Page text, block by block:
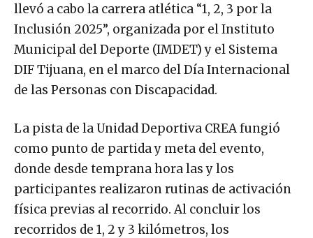
llevó a cabo la carrera atlética “1, 2, 3 por la
Inclusión 2025”, organizada por el Instituto
Municipal del Deporte (IMDET) y el Sistema
DIF Tijuana, en el marco del Día Internacional
de las Personas con Discapacidad.
La pista de la Unidad Deportiva CREA fungió
como punto de partida y meta del evento,
donde desde temprana hora las y los
participantes realizaron rutinas de activación
física previas al recorrido. Al concluir los
recorridos de 1, 2 y 3 kilómetros, los